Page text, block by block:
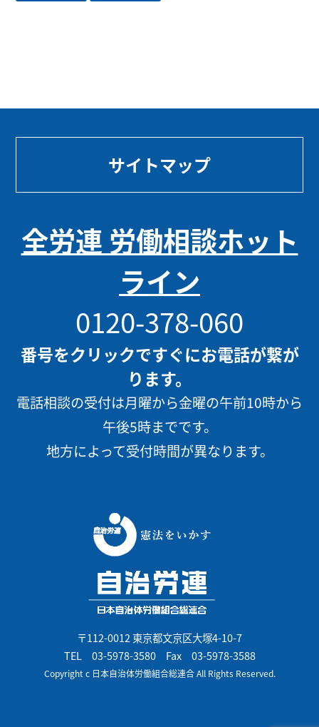
サイトマップ
全労連 労働相談ホット
ライン
0120-378-060
番号をクリックですぐにお電話が繋が
ります。
電話相談の受付は月曜から金曜の午前10時から
午後5時までです。
地方によって受付時間が異なります。
〒112-0012 東京都文京区大塚4-10-7
TEL 03-5978-3580Fax 03-5978-3588
Copyright c 日本自治体労働組合総連合 All Rights Reserved.